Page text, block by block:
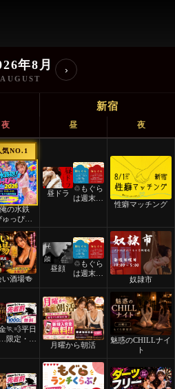
ぐら イベント
年8月
AUGUST
›
新宿
夜 昼 夜
気NO.1
の水鉄
っぴゅ
💦🔫
昼ドラ
♲もぐら
は週末祝
性癖マッチング
い酒場🍻
昼顔
♲もぐら
は週末祝
奴隷市
🏃💨平日
限定・先
月曜から朝活
魅惑のCHILLナイ
ト